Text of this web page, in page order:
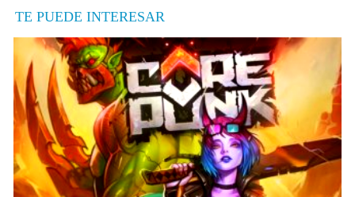
TE PUEDE INTERESAR